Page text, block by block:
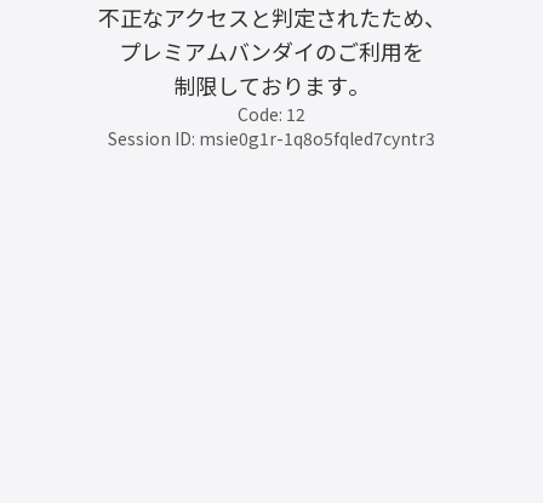
不正なアクセスと判定されたため、
プレミアムバンダイのご利用を
制限しております。
Code: 12
Session ID: msie0g1r-1q8o5fqled7cyntr3